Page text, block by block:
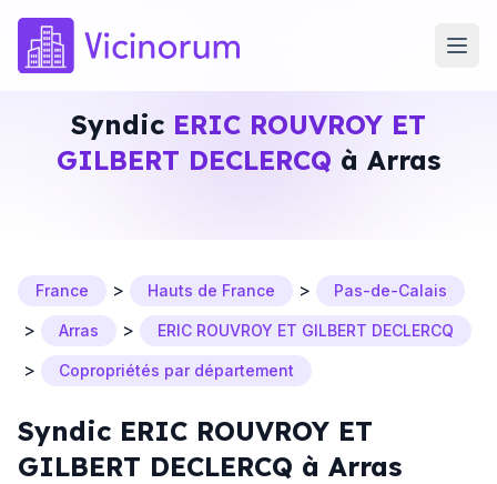
Syndic ERIC ROUVROY ET
GILBERT DECLERCQ à Arras
France > Hauts de France > Pas-de-Calais
> Arras > ERIC ROUVROY ET GILBERT DECLERCQ
> Copropriétés par département
Syndic ERIC ROUVROY ET
GILBERT DECLERCQ à Arras